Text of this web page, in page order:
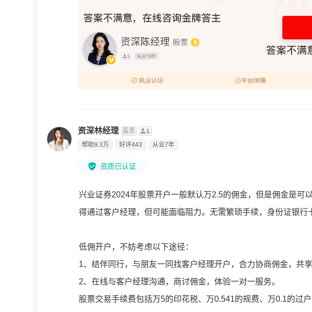
资深林经理 股票
帮助9.3万
好评443 从业7年
资质已认证
兴业证券2024年股票开户一般默认万2.5的佣金，但是佣金是可
得通过客户经理，但可能面临阻力。无需繁琐手续，身份证银行
低佣开户，不妨考虑以下途径：
1、结伴同行，与朋友一同找客户经理开户，合力协商佣金，共
2、在线与客户经理沟通，商讨佣金，体验一对一服务。
股票交易手续费包括万5的印花税、万0.541的规费、万0.1的过